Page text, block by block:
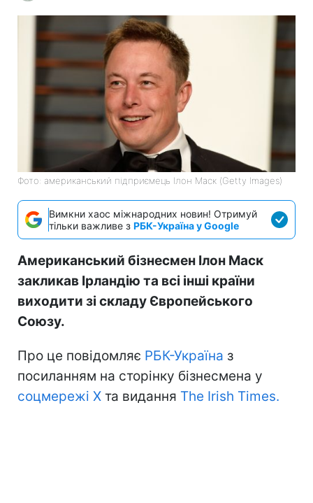
Фото: американський підприємець Ілон Маск (Getty Images)
Вимкни хаос міжнародних новин! Отримуй
тільки важливе з РБК-Україна у Google
Американський бізнесмен Ілон Маск
закликав Ірландію та всі інші країни
виходити зі складу Європейського
Союзу.
Про це повідомляє РБК-Україна з
посиланням на сторінку бізнесмена у
соцмережі Х та видання The Irish Times.